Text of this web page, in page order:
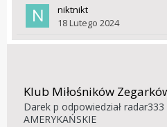
niktnikt
18 Lutego 2024
Klub Miłośników
Darek p odpowiedział radar333
AMERYKAŃSKIE